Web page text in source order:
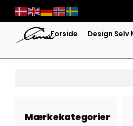
content
Forside Design
Mærkekategorier